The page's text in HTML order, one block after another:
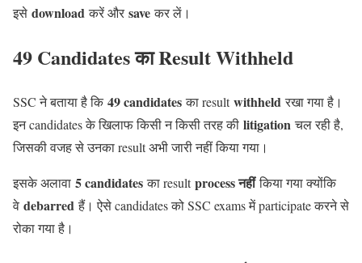
इसे downloadकरें और saveकर लें।
49 Candidates का Result Withheld
SSC ने बताया है कि 49 candidatesका resultwithheldरखा गया है।
इन candidates के खिलाफ किसी न किसी तरह की litigationचल रही है,
जिसकी वजह से उनका result अभी जारी नहीं किया गया।
इसके अलावा 5 candidatesका resultprocess नहींकिया गया क्योंकि
वे debarredहैं। ऐसे candidates को SSC exams में participate करने से
रोका गया है।